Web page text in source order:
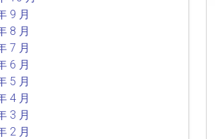
9 月
8 月
7 月
6 月
5 月
4 月
3 月
2 月